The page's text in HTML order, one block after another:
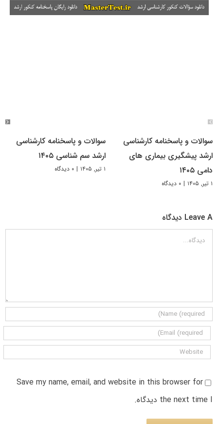
سوالات و پاسخنامه کارشناسی
ارشد پیشگیری بیماری های
دامی ۱۴۰۵
۱ تیر, ۱۴۰۵ | ۰ دیدگاه
سوالات و پاسخنامه کارشناسی
ارشد سم شناسی ۱۴۰۵
۱ تیر, ۱۴۰۵ | ۰ دیدگاه
Leave A دیدگاه
دیدگاه
Save my name, email, and website in this browser for
the next time I دیدگاه.